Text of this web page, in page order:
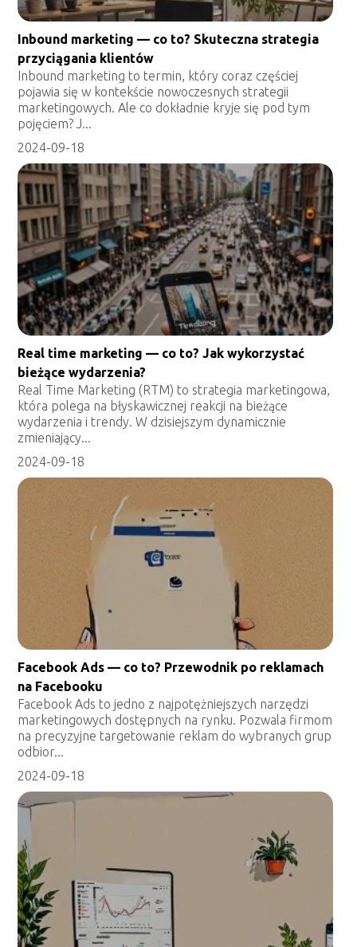
Inbound marketing — co to? Skuteczna strategia
przyciągania klientów
Inbound marketing to termin, który coraz częściej
pojawia się w kontekście nowoczesnych strategii
marketingowych. Ale co dokładnie kryje się pod tym
pojęciem? J...
2024-09-18
Real time marketing — co to? Jak wykorzystać
bieżące wydarzenia?
Real Time Marketing (RTM) to strategia marketingowa,
która polega na błyskawicznej reakcji na bieżące
wydarzenia i trendy. W dzisiejszym dynamicznie
zmieniający...
2024-09-18
Facebook Ads — co to? Przewodnik po reklamach
na Facebooku
Facebook Ads to jedno z najpotężniejszych narzędzi
marketingowych dostępnych na rynku. Pozwala firmom
na precyzyjne targetowanie reklam do wybranych grup
odbior...
2024-09-18